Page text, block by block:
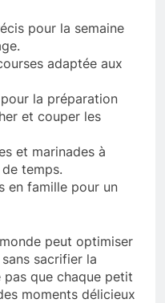
pour la semaine
adaptée aux
la préparation
et couper les
et marinades à
de temps.
en famille pour un
peut optimiser
sacrifier la
pas que chaque petit
moments délicieux